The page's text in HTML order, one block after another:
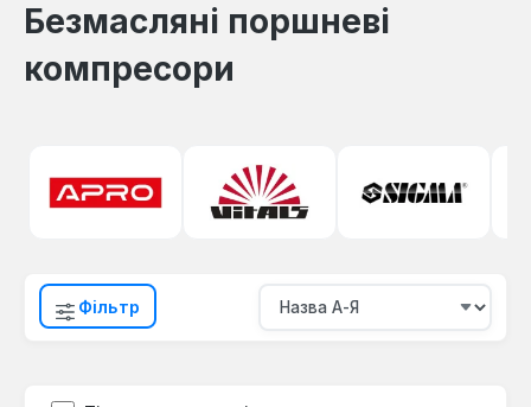
Безмасляні поршневі
компресори
Фільтр